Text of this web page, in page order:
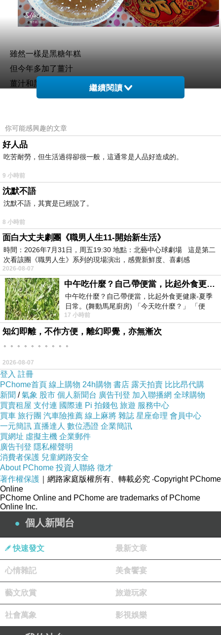
雖然一樣是黑糖年糕
但今年多加了薑汁
薑汁和黑糖好速配哦 ~
我加了蠻多的薑汁
材料 :
黑糖 150g
水 300g
薑汁 100g
糯米粉 300g
做法 :
繼續閱讀
你可能感興趣的文章
好人品
吃苦耐勞，但生活過得卻很一般，這通常是人品好造成的。
9 小時前
沈默不語
沈默不語，其實是已經說了。
8 小時前
面白大丈夫劇團《職男人生11-開始新生活》
時間：2026年7月31日，周五19:30 地點：北藝中心球劇場 這是第二
次看該團《職男人生》系列的現場演出，感覺新鮮度、喜劇感
2026-08-07
中午吃什麼？自己帶便當，比起外食更健康-夏季日常。(舞動馬尾廚房)
中午吃什麼？自己帶便當，比起外食更健康-夏季
日常。(舞動馬尾廚房) 「今天吃什麼？」 「便
當？麵？還是炒飯？」 每天都在選擇
17 小時前
知幻即離，不作方便，離幻即覺，亦無漸次
。。。。。。。。。。
2026-08-07
登入 註冊
PChome首頁 線上購物 24h購物 書店 露天拍賣 比比昂代購
新聞 /氣象 股市 個人新聞台 廣告刊登 加入聯播網 全球購物
買賣租屋 支付連 國際連 Pi 拍錢包 旅遊 服務中心
買車 旅行團 汽車險推薦 線上麻將 雜誌 星座命理 會員中心
一元簡訊 直播達人 數位憑證 企業簡訊
買網址 虛擬主機 企業郵件
廣告刊登 隱私權聲明
消費者保護 兒童網路安全
About PChome 投資人聯絡 徵才
著作權保護 ｜網路家庭版權所有、轉載必究 ‧Copyright PChome
Online
PChome Online and PChome are trademarks of PChome
Online Inc.
個人新聞台
快速發文 最新文章
心情雜記 美食饗宴
藝文欣賞 旅遊玩家
社會萬象 影視娛樂